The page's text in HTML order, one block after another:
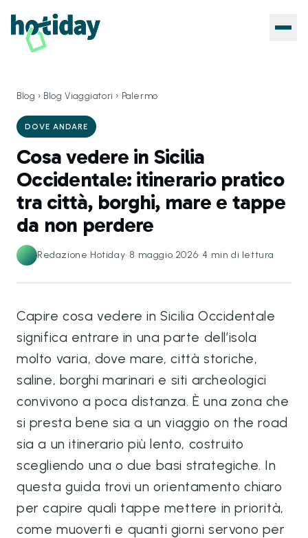
Blog › Blog Viaggiatori › Palermo
DOVE ANDARE
Cosa vedere in Sicilia
Occidentale: itinerario pratico
tra città, borghi, mare e tappe
da non perdere
Redazione Hotiday· 8 maggio 2026· 4 min di lettura
Capire cosa vedere in Sicilia Occidentale
significa entrare in una parte dell’isola
molto varia, dove mare, città storiche,
saline, borghi marinari e siti archeologici
convivono a poca distanza. È una zona che
si presta bene sia a un viaggio on the road
sia a un itinerario più lento, costruito
scegliendo una o due basi strategiche. In
questa guida trovi un orientamento chiaro
per capire quali tappe mettere in priorità,
come muoverti e quanti giorni servono per